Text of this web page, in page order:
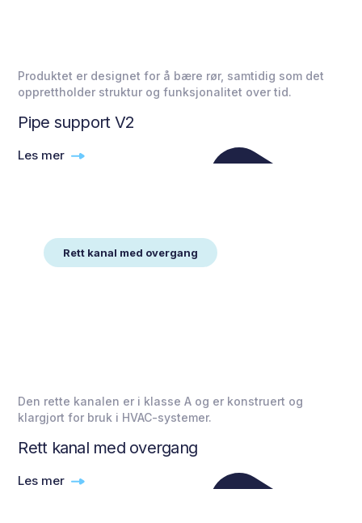
Produktet er designet for å bære rør, samtidig som det
opprettholder struktur og funksjonalitet over tid.
Pipe support V2
Les mer
Rett kanal med overgang
Den rette kanalen er i klasse A og er konstruert og
klargjort for bruk i HVAC-systemer.
Rett kanal med overgang
Les mer